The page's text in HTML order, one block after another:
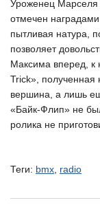
Уроженец Марселя
отмечен
пытливая натура,
позволяет
Максима вперед, к
Trick», полученная
вершина, а лишь
«Байк-Флип» не
ролика не
Теги: bmx radio